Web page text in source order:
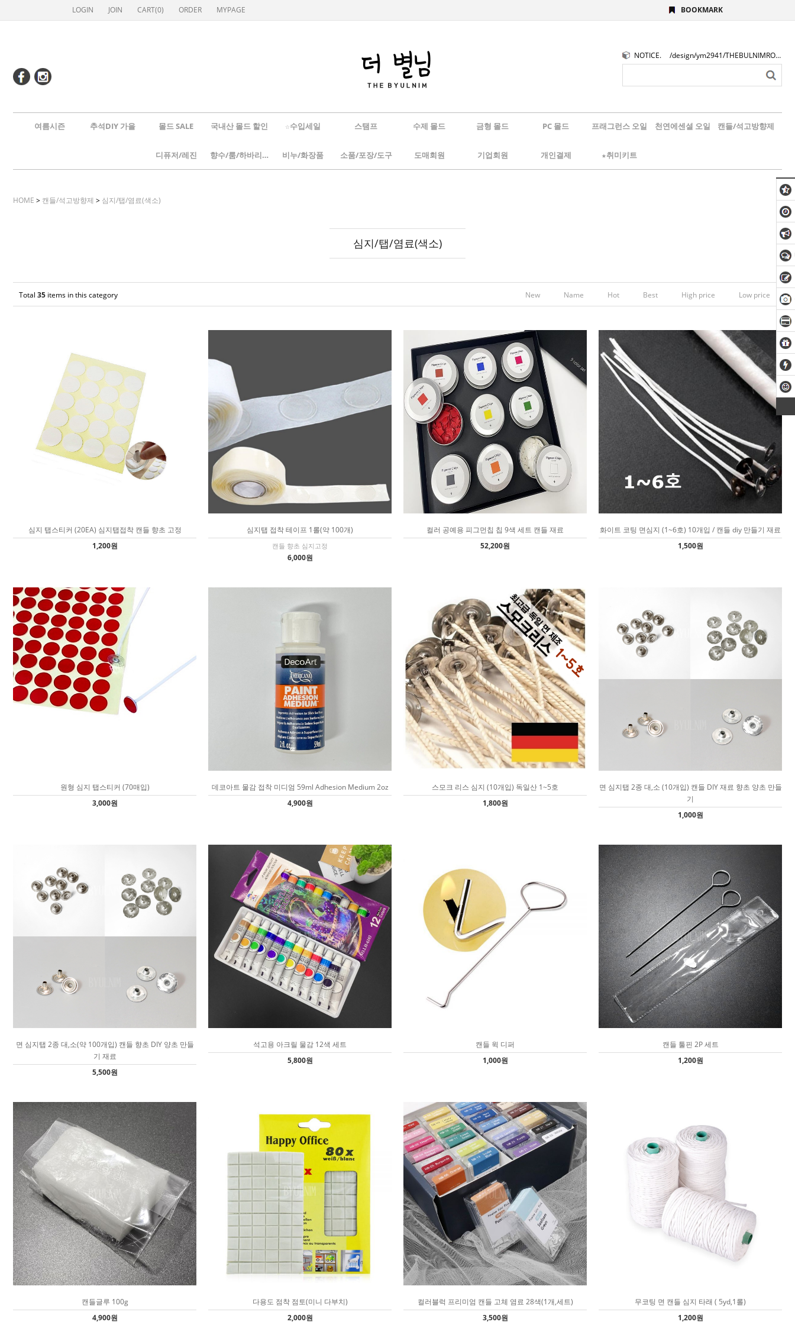
LOGIN JOIN CART(0) ORDER MYPAGE BOOKMARK
NOTICE. /design/ym2941/THEBULNIMROGO.png
여름시즌 추석DIY 가을 몰드 SALE 국내산 몰드 할인 ☆수입세일 스탬프 수제 몰드 금형 몰드 PC 몰드 프래그런스 오일 천연에센셜 오일 캔들/석고방향제
디퓨저/레진 향수/룸/하바리움 비누/화장품 소품/포장/도구 도매회원 기업회원 개인결제 ★취미키트
HOME > 캔들/석고방향제 > 심지/탭/염료(색소)
심지/탭/염료(색소)
Total 35 items in this category New Name Hot Best High price Low price
심지 탭스티커 (20EA) 심지탭접착 캔들 향초 고정
1,200원
심지탭 접착 테이프 1롤(약 100개)
캔들 향초 심지고정
6,000원
컬러 공예용 피그먼칩 칩 9색 세트 캔들 재료
52,200원
화이트 코팅 면심지 (1~6호) 10개입 / 캔들 diy 만들기 재료
1,500원
원형 심지 탭스티커 (70매입)
3,000원
데코아트 물감 접착 미디엄 59ml Adhesion Medium 2oz
4,900원
스모크 리스 심지 (10개입) 독일산 1~5호
1,800원
면 심지탭 2종 대,소 (10개입) 캔들 DIY 재료 향초 양초 만들
기
1,000원
면 심지탭 2종 대,소(약 100개입) 캔들 향초 DIY 양초 만들
기 재료
5,500원
석고용 아크릴 물감 12색 세트
5,800원
캔들 윅 디퍼
1,000원
캔들 툴핀 2P 세트
1,200원
캔들글루 100g
4,900원
다용도 점착 점토(미니 다부치)
2,000원
컬러블럭 프리미엄 캔들 고체 염료 28색(1개,세트)
3,500원
무코팅 면 캔들 심지 타래 ( 5yd,1롤)
1,200원